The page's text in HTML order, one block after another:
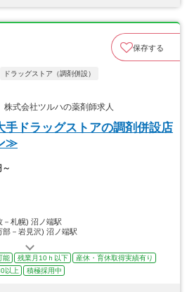
保存する
ドラッグストア（調剤併設）
式会社ツルハの薬剤師求人
手ドラッグストアの調剤併設店
≫
－札幌) 沼ノ端駅
部－岩見沢) 沼ノ端駅
能 残業月10ｈ以下
産休・育休取得実績有り
以上 積極採用中